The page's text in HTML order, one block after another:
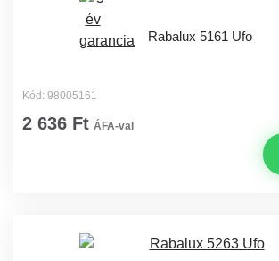
Rabalux 5161 Ufo
Kód: 98005161
2 636 Ft ÁFA-val